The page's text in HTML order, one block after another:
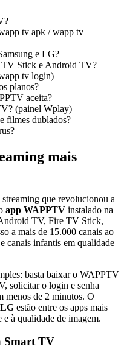
tv apk / wapp tv
e LG?
Stick e Android TV?
tv login)
planos?
aceita?
(painel Wplay)
filmes dublados?
mais
que revolucionou a
app WAPPTV instalado na
TV, Fire TV Stick,
a mais de 15.000 canais ao
canais infantis em qualidade
basta baixar o WAPPTV
solicitar o login e senha
menos de 2 minutos. O
estão entre os apps mais
e à qualidade de imagem.
Smart TV